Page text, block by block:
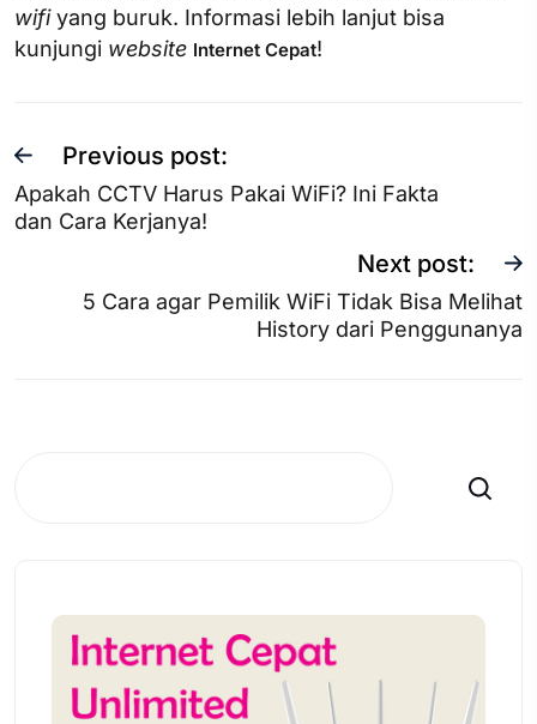
wifiyang buruk. Informasi lebih lanjut bisa
kunjungi website Internet Cepat!
Previous post:
Apakah CCTV Harus Pakai WiFi? Ini Fakta
dan Cara Kerjanya!
Next post:
5 Cara agar Pemilik WiFi Tidak Bisa Melihat
History dari Penggunanya
Search